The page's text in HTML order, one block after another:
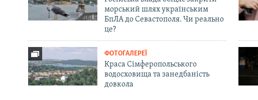
морський шлях українським
БпЛА до Севастополя. Чи реально
це?
ФОТОГАЛЕРЕЇ
Краса Сімферопольського
водосховища та занедбаність
довкола